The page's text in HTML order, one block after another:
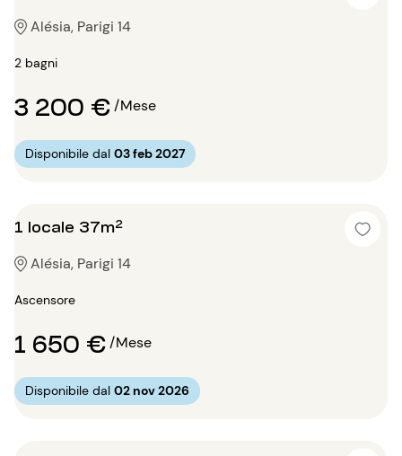
Alésia, Parigi 14
2 bagni
3 200 €/Mese
Disponibile dal 03 feb 2027
1 locale 37m²
Alésia, Parigi 14
Ascensore
1 650 €/Mese
Disponibile dal 02 nov 2026